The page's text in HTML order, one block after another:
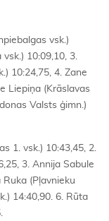
vsk.)
10:09,10, 3.
10:24,75, 4. Zane
Liepiņa (Krāslavas
Valsts ģimn.)
1. vsk.) 10:43,45, 2.
3. Annija Sabule
(Pļavnieku
14:40,90. 6. Rūta